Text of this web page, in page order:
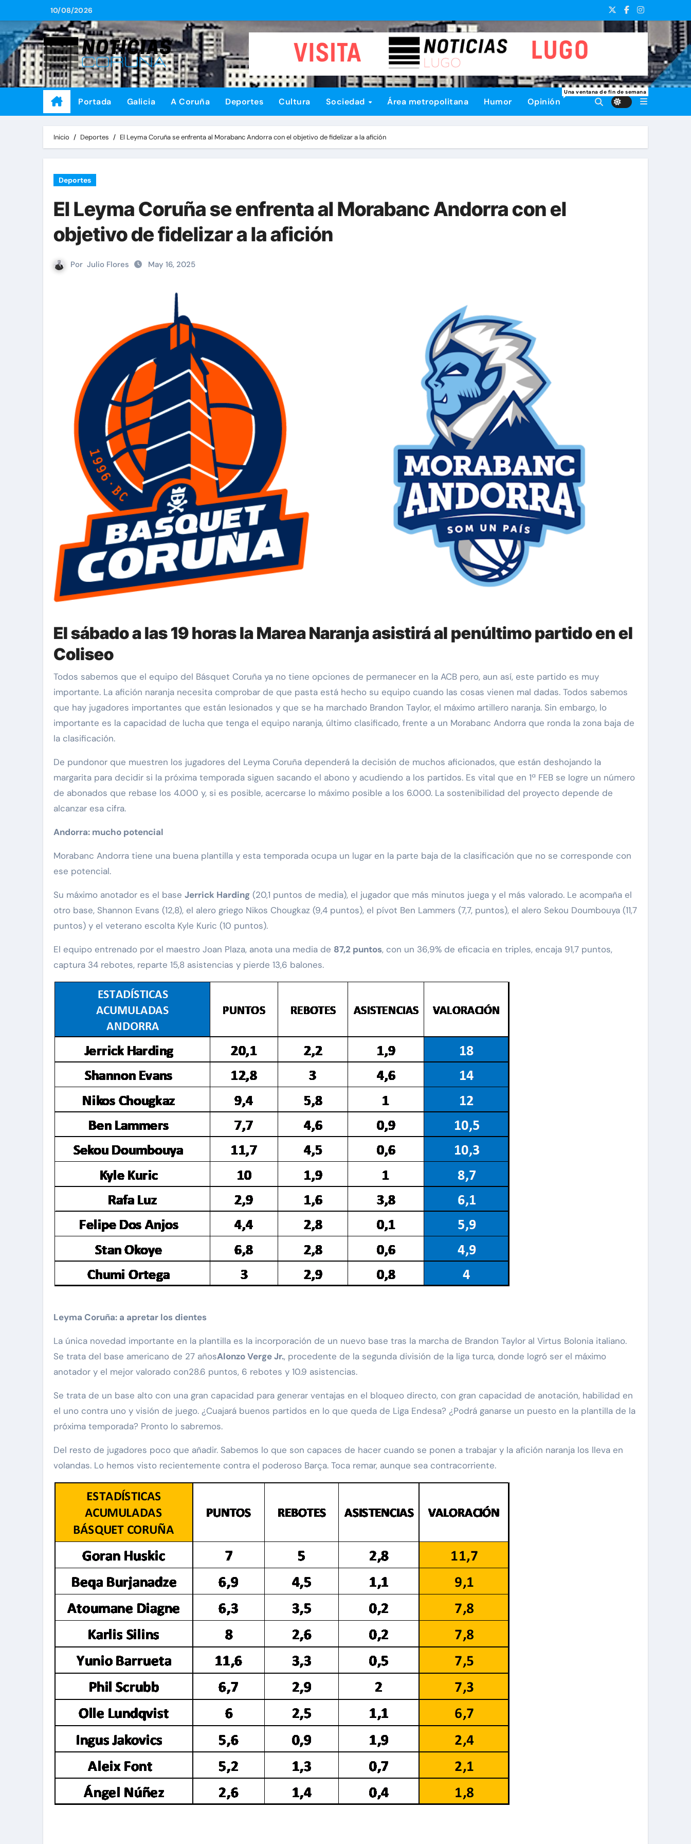
al
contenido
10/08/2026
Portada Galicia A Coruña Deportes Cultura Sociedad Área metropolitana Humor Opinión
Una ventana de fin de semana
Inicio Deportes El Leyma Coruña se enfrenta al Morabanc Andorra con el objetivo de fidelizar a la afición
Deportes
El Leyma Coruña se enfrenta al Morabanc Andorra con el
objetivo de fidelizar a la afición
Por Julio Flores May 16, 2025
El sábado a las 19 horas la Marea Naranja asistirá al penúltimo partido en el
Coliseo
Todos sabemos que el equipo del Básquet Coruña ya no tiene opciones de permanecer en la ACB pero, aun así, este partido es muy
importante. La afición naranja necesita comprobar de que pasta está hecho su equipo cuando las cosas vienen mal dadas. Todos sabemos
que hay jugadores importantes que están lesionados y que se ha marchado Brandon Taylor, el máximo artillero naranja. Sin embargo, lo
importante es la capacidad de lucha que tenga el equipo naranja, último clasificado, frente a un Morabanc Andorra que ronda la zona baja de
la clasificación.
De pundonor que muestren los jugadores del Leyma Coruña dependerá la decisión de muchos aficionados, que están deshojando la
margarita para decidir si la próxima temporada siguen sacando el abono y acudiendo a los partidos. Es vital que en 1ª FEB se logre un número
de abonados que rebase los 4.000 y, si es posible, acercarse lo máximo posible a los 6.000. La sostenibilidad del proyecto depende de
alcanzar esa cifra.
Andorra: mucho potencial
Morabanc Andorra tiene una buena plantilla y esta temporada ocupa un lugar en la parte baja de la clasificación que no se corresponde con
ese potencial.
Su máximo anotador es el base Jerrick Harding (20,1 puntos de media), el jugador que más minutos juega y el más valorado. Le acompaña el
otro base, Shannon Evans (12,8), el alero griego Nikos Chougkaz (9,4 puntos), el pívot Ben Lammers (7,7, puntos), el alero Sekou Doumbouya (11,7
puntos) y el veterano escolta Kyle Kuric (10 puntos).
El equipo entrenado por el maestro Joan Plaza, anota una media de 87,2 puntos, con un 36,9% de eficacia en triples, encaja 91,7 puntos,
captura 34 rebotes, reparte 15,8 asistencias y pierde 13,6 balones.
Leyma Coruña: a apretar los dientes
La única novedad importante en la plantilla es la incorporación de un nuevo base tras la marcha de Brandon Taylor al Virtus Bolonia italiano.
Se trata del base americano de 27 añosAlonzo Verge Jr., procedente de la segunda división de la liga turca, donde logró ser el máximo
anotador y el mejor valorado con28.6 puntos, 6 rebotes y 10.9 asistencias.
Se trata de un base alto con una gran capacidad para generar ventajas en el bloqueo directo, con gran capacidad de anotación, habilidad en
el uno contra uno y visión de juego. ¿Cuajará buenos partidos en lo que queda de Liga Endesa? ¿Podrá ganarse un puesto en la plantilla de la
próxima temporada? Pronto lo sabremos.
Del resto de jugadores poco que añadir. Sabemos lo que son capaces de hacer cuando se ponen a trabajar y la afición naranja los lleva en
volandas. Lo hemos visto recientemente contra el poderoso Barça. Toca remar, aunque sea contracorriente.